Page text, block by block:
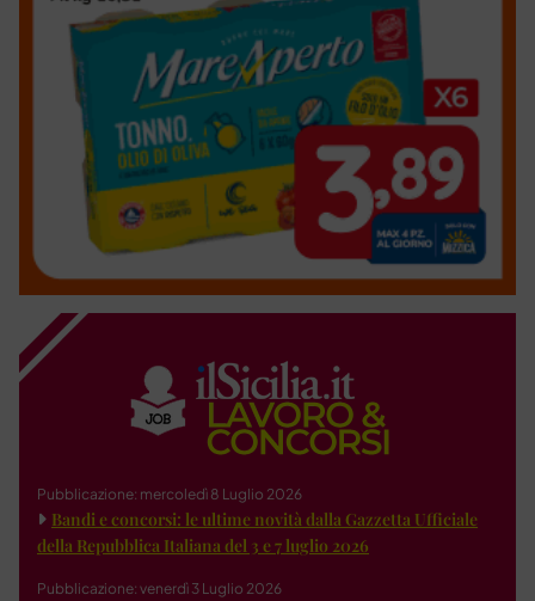
Pubblicazione: mercoledì 8 Luglio 2026
Bandi e concorsi: le ultime novità dalla Gazzetta Ufficiale
della Repubblica Italiana del 3 e 7 luglio 2026
Pubblicazione: venerdì 3 Luglio 2026